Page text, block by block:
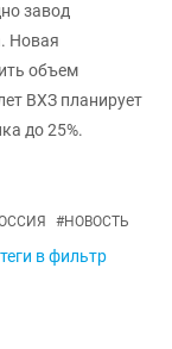
завод
Новая
объем
ВХЗ планирует
до 25%.
#НОВОСТЬ
в фильтр